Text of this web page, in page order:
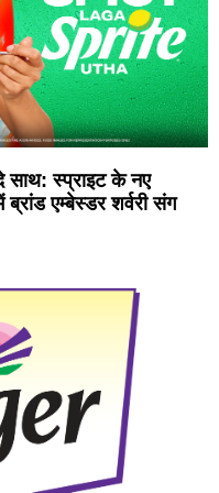
साथ: स्प्राइट के नए
ब्रांड एम्बेस्डर शर्वरी संग